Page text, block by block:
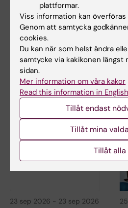
1 sep 2026-1 sep 2026
Internationellt
personalmöte:
Information om
SIFA:s svenskkurser
för akademiker
hösten 2026
Vill du lära dig svenska i snabb
takt, helt gratis?
23 sep 2026 - 23 sep 2026
plattformar.
Viss information kan överföras
Genom att samtycka
cookies.
Du kan när som helst ändra
samtycke via kakikonen längst
sidan.
Mer information om våra kakor
Read this information in English
Tillåt endast
Tillåt mina
Tillåt alla